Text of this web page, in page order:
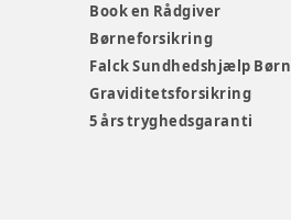
Book en Rådgiver
Børneforsikring
Falck Sundhedshjælp Børn
Graviditetsforsikring
5 års tryghedsgaranti